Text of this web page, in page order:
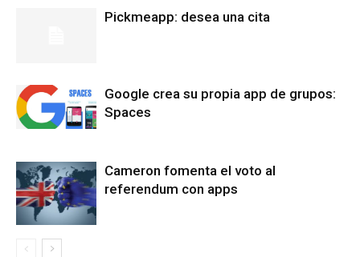
Pickmeapp: desea una cita
Google crea su propia app de grupos:
Spaces
Cameron fomenta el voto al
referendum con apps